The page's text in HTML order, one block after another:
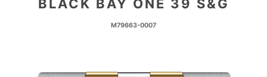
BLACK BAY ONE 39 S&G
M79663-0007